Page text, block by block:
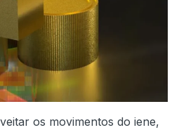
os movimentos do iene,